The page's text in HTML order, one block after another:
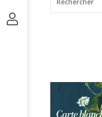
POUR
: